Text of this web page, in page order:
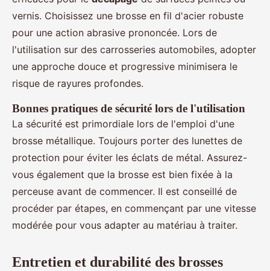
vernis. Choisissez une brosse en fil d'acier robuste
pour une action abrasive prononcée. Lors de
l'utilisation sur des carrosseries automobiles, adopter
une approche douce et progressive minimisera le
risque de rayures profondes.
Bonnes pratiques de sécurité lors de l'utilisation
La sécurité est primordiale lors de l'emploi d'une
brosse métallique. Toujours porter des lunettes de
protection pour éviter les éclats de métal. Assurez-
vous également que la brosse est bien fixée à la
perceuse avant de commencer. Il est conseillé de
procéder par étapes, en commençant par une vitesse
modérée pour vous adapter au matériau à traiter.
Entretien et durabilité des brosses